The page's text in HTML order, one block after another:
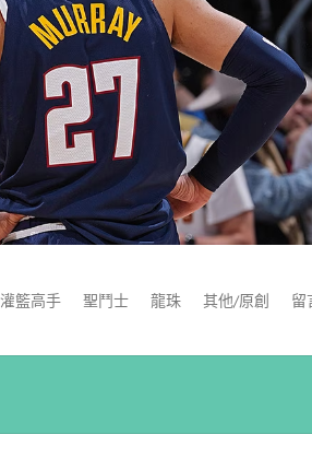
灌籃高手 聖鬥士 龍珠 其他/原創 留